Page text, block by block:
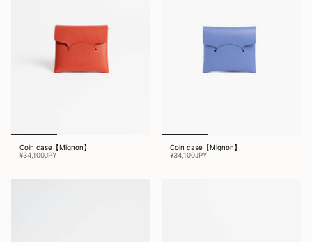
Coin case【Mignon】
¥34,100JPY
Coin case【Mignon】
¥34,100JPY